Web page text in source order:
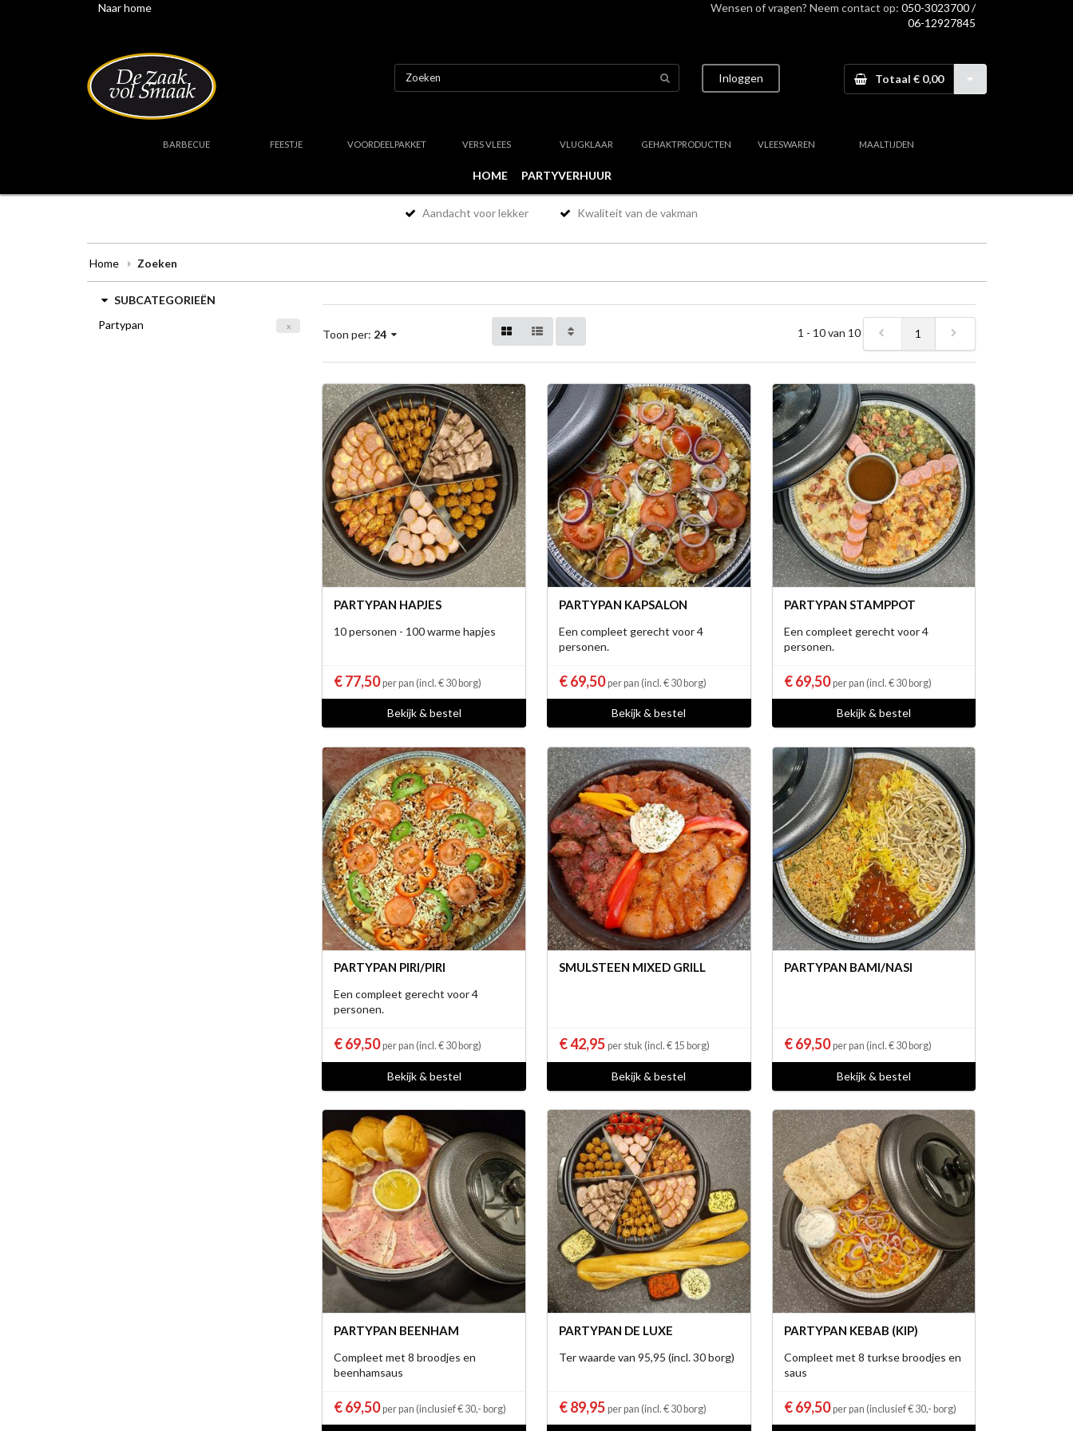
Naar home Wensen of vragen? Neem contact op: 050-3023700 /
06-12927845
Inloggen Totaal € 0,00
BARBECUE FEESTJE VOORDEELPAKKET VERS VLEES VLUGKLAAR GEHAKTPRODUCTEN VLEESWAREN MAALTIJDEN
HOME PARTYVERHUUR
Aandacht voor lekker Kwaliteit van de vakman
Home Zoeken
SUBCATEGORIEËN
Partypan
x
Toon per: 24 1 - 10 van 10 1
PARTYPAN HAPJES
10 personen - 100 warme hapjes
€ 77,50per pan (incl. € 30 borg)
Bekijk & bestel
PARTYPAN KAPSALON
Een compleet gerecht voor 4
personen.
€ 69,50per pan (incl. € 30 borg)
Bekijk & bestel
PARTYPAN STAMPPOT
Een compleet gerecht voor 4
personen.
€ 69,50per pan (incl. € 30 borg)
Bekijk & bestel
PARTYPAN PIRI/PIRI
Een compleet gerecht voor 4
personen.
€ 69,50per pan (incl. € 30 borg)
Bekijk & bestel
SMULSTEEN MIXED GRILL
€ 42,95 per stuk (incl. € 15 borg)
Bekijk & bestel
PARTYPAN BAMI/NASI
€ 69,50per pan (incl. € 30 borg)
Bekijk & bestel
PARTYPAN BEENHAM
Compleet met 8 broodjes en
beenhamsaus
€ 69,50per pan (inclusief € 30,- borg)
PARTYPAN DE LUXE
Ter waarde van 95,95 (incl. 30 borg)
€ 89,95 per pan (incl. € 30 borg)
PARTYPAN KEBAB (KIP)
Compleet met 8 turkse broodjes en
saus
€ 69,50per pan (inclusief € 30,- borg)